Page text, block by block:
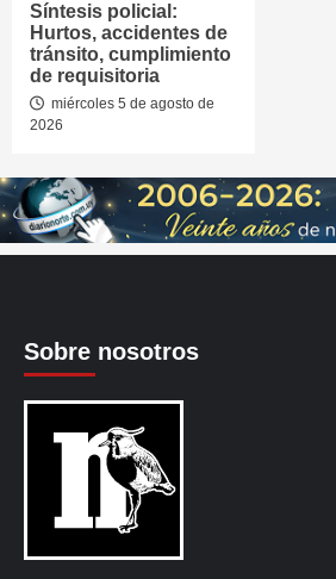
Síntesis policial:
Hurtos, accidentes de
tránsito, cumplimiento
de requisitoria
miércoles 5 de agosto de
2026
Sobre nosotros